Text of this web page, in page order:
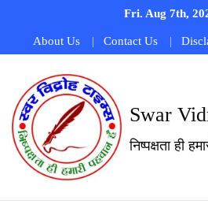
Fri. Aug 7th,
About Us Contact Us
Swar
निष्पक्षता ही